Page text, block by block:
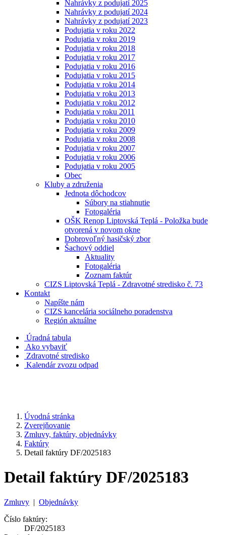
Nahrávky z podujatí 2025
Nahrávky z podujatí 2024
Nahrávky z podujatí 2023
Podujatia v roku 2022
Podujatia v roku 2019
Podujatia v roku 2018
Podujatia v roku 2017
Podujatia v roku 2016
Podujatia v roku 2015
Podujatia v roku 2014
Podujatia v roku 2013
Podujatia v roku 2012
Podujatia v roku 2011
Podujatia v roku 2010
Podujatia v roku 2009
Podujatia v roku 2008
Podujatia v roku 2007
Podujatia v roku 2006
Podujatia v roku 2005
Obec
Kluby a združenia
Jednota dôchodcov
Súbory na stiahnutie
Fotogaléria
OŠK Renop Liptovská Teplá - Položka bude
otvorená v novom okne
Dobrovoľný hasičský zbor
Šachový oddiel
Aktuality
Fotogaléria
Zoznam faktúr
CIZS Liptovská Teplá - Zdravotné stredisko č. 73
Kontakt
Napíšte nám
CIZS kancelária sociálneho poradenstva
Región aktuálne
Úradná tabula
Ako vybaviť
Zdravotné stredisko
Kalendár zvozu odpad
Úvodná stránka
Zverejňovanie
Zmluvy, faktúry, objednávky
Faktúry
Detail faktúry DF/2025183
Detail faktúry DF/2025183
Zmluvy | Objednávky
Číslo faktúry:
DF/2025183